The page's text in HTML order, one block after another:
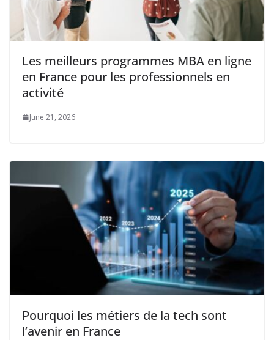
Les meilleurs programmes MBA en ligne
en France pour les professionnels en
activité
June 21, 2026
Pourquoi les métiers de la tech sont
l’avenir en France